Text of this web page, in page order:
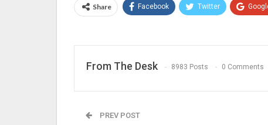
Share Facebook Twitter
From The Desk 8983 Posts 0 Comments
PREV POST